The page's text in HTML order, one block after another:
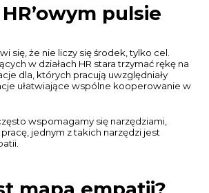
pulsie
się, że nie liczy się środek, tylko cel.
w działach HR stara trzymać rękę na
dla, których pracują uwzględniały
ułatwiające wspólne kooperowanie w
wspomagamy się narzędziami,
jednym z takich narzędzi jest